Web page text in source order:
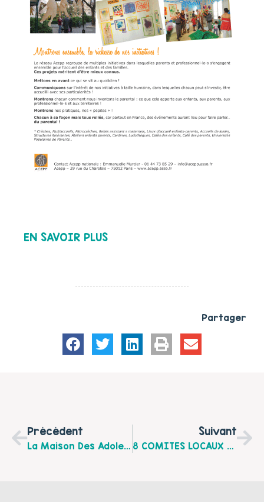
EN SAVOIR PLUS
Partager
Précédent
La Maison Des Adolescents Du Littoral Organise Le Vendredi 20 Mai 2016 De 09h30 À 12h, Une Matinale À Destination Des Professionnels, Sur Le Thème : « Les Ados Sur Internet » À La MDDL Du Montreuillois
Suivant
8 COMITES LOCAUX PARENTALITE, 8 RENDEZ VOUS EN JUIN 2016